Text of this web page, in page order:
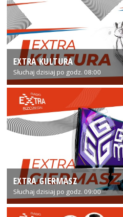
EXTRA KULTURA
Słuchaj dzisiaj po godz. 08:00
EXTRA GIERMASZ
Słuchaj dzisiaj po godz. 09:00